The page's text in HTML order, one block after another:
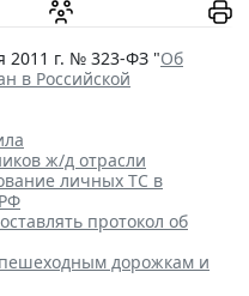
2011 г. № 323-ФЗ "Об
в Российской
ж/д отрасли
личных ТС в
протокол об
дорожкам и